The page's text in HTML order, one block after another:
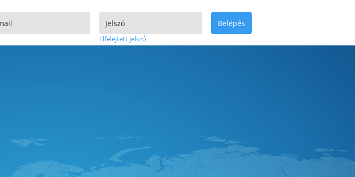
Elfelejtett jelszó
Belépés